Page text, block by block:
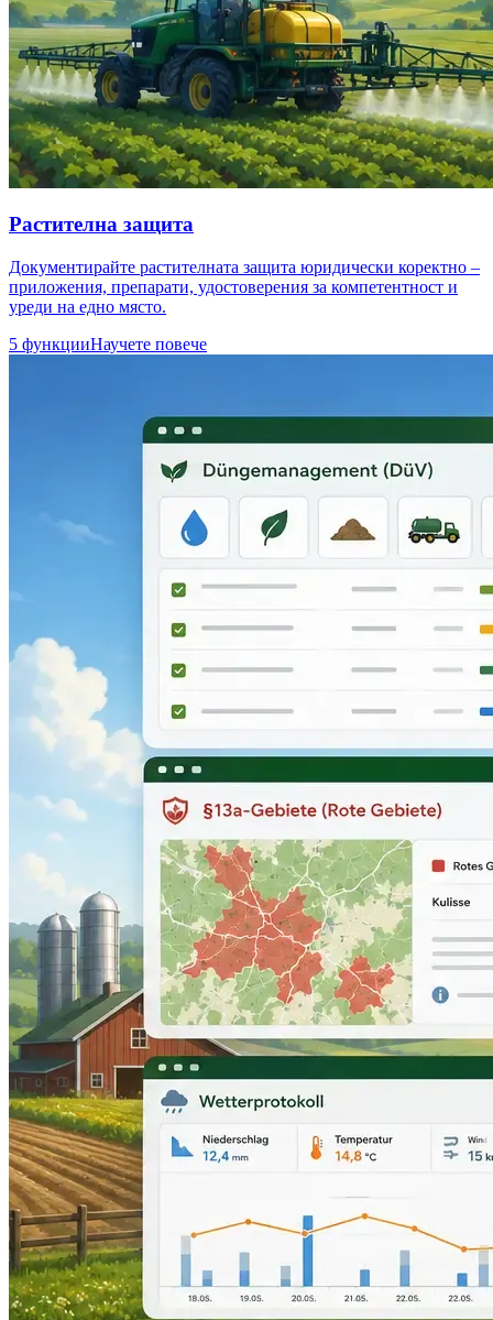
Растителна защита
Документирайте растителната защита юридически коректно –
приложения, препарати, удостоверения за компетентност и
уреди на едно място.
5 функцииНаучете повече